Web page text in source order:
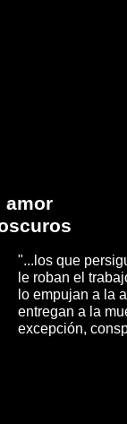
amor
"...los que
le roban el
lo empujan a la
entregan a la
excepción,